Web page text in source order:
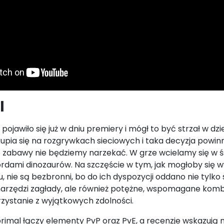
pojawiło się już w dniu premiery i mógł to być strzał w
się na rozgrywkach sieciowych i taka decyzja
nie będziemy narzekać. W grze wcielamy się w
dinozaurów. Na szczęście w tym, jak mogłoby się
nie są bezbronni, bo do ich dyspozycji oddano nie tylko
zagłady, ale również potężne, wspomagane
z wyjątkowych zdolności.
łączy elementy PvP oraz PvE, a recenzje wskazują